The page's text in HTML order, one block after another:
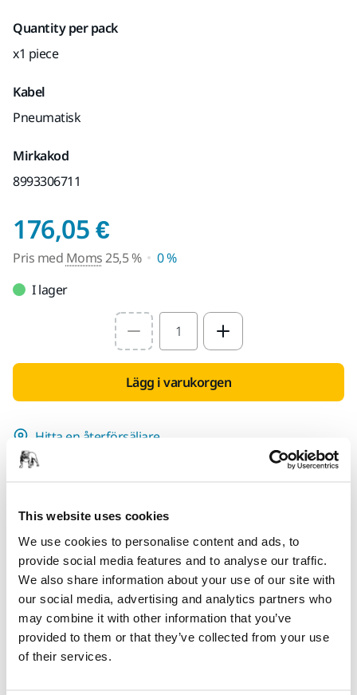
This website uses cookies
We use cookies to personalise content and ads, to
provide social media features and to analyse our traffic.
We also share information about your use of our site with
our social media, advertising and analytics partners who
may combine it with other information that you’ve
provided to them or that they’ve collected from your use
of their services.
Quantity per pack
x1 piece
Kabel
Pneumatisk
Mirkakod
8993306711
176,05 €Pris med Moms 25,5
Pris med Moms25,5 %
0 %
I lager
Select quantity value
Lägg i varukorgen
Hitta en återförsäljare
TILLHANDAHÅLLS FÖR DIG
Snabb leverans
Fri frakt över 49.90€ inkl.moms
Säker kortbetalning
Uppföljning av försändelse
Gör en retur enkelt på www.mirka.com/sv-
fi/support/returnera-en-vara/